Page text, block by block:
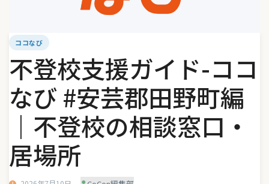
ココなび
不登校支援ガイド-ココ
なび #安芸郡田野町編
｜不登校の相談窓口・
居場所